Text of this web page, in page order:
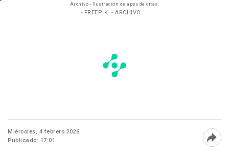
Archivo - Ilustración de apps de citas.
- FREEPIK. - ARCHIVO
Miércoles, 4 febrero 2026
Publicado: 17:01